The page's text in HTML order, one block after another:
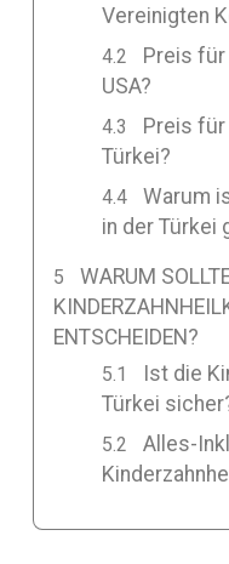
Vereinigten
Preis für
USA?
Preis für
Türkei?
Warum
in der Türkei
WARUM
ENTSCHEIDEN?
Ist die
Türkei
Alles-